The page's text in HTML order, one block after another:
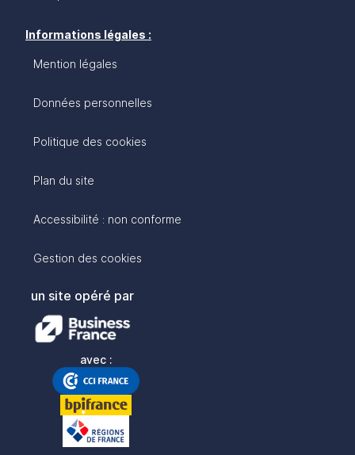
Informations légales :
Mention légales
Données personnelles
Politique des cookies
Plan du site
Accessibilité : non conforme
Gestion des cookies
un site opéré par
avec :